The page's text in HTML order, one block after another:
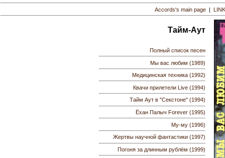
Accords's main page |
Тайм-Аут
Полный список песен
Мы вас любим (1989)
Медицинская техника (1992)
Квачи прилетели Live (1994)
Тайм Аут в "Секстоне" (1994)
Ёхан Палыч Forever (1995)
Му-му (1996)
Жертвы научной фантастики (1997)
Погоня за длинным рублём (1999)